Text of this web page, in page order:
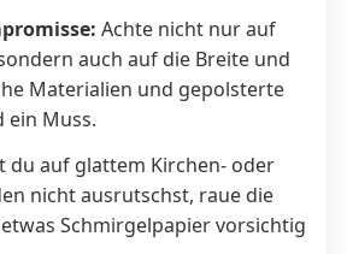
Achte nicht nur auf
auch auf die Breite und
Materialien und gepolsterte
ein Muss.
du auf glattem Kirchen- oder
nicht ausrutschst, raue die
Schmirgelpapier vorsichtig